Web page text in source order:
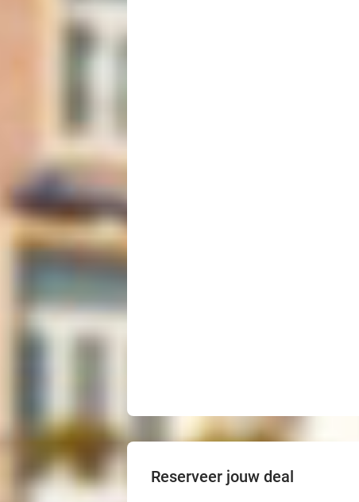
Reserveer jouw deal